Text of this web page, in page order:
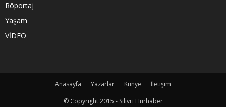
Röportaj
Yaşam
VİDEO
Anasayfa Yazarlar Künye
İletişim
© Copyright 2015 - Silivri Hürhaber